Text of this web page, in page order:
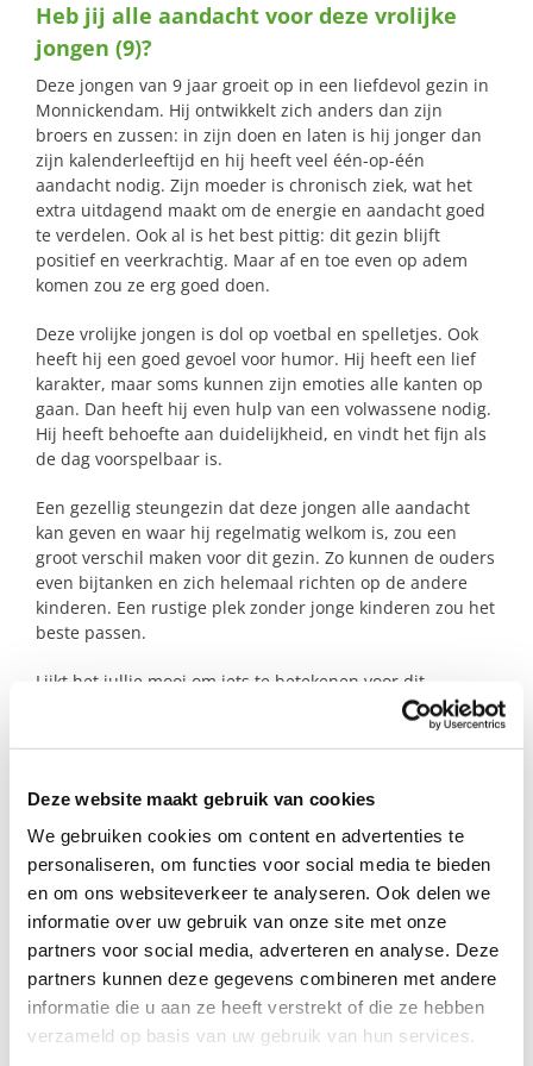
Deze website maakt gebruik van cookies
We gebruiken cookies om content en advertenties te
personaliseren, om functies voor social media te bieden
en om ons websiteverkeer te analyseren. Ook delen we
informatie over uw gebruik van onze site met onze
partners voor social media, adverteren en analyse. Deze
partners kunnen deze gegevens combineren met andere
informatie die u aan ze heeft verstrekt of die ze hebben
verzameld op basis van uw gebruik van hun services.
naar:
Heb jij alle aandacht voor deze vrolijke
jongen (9)?
Deze jongen van 9 jaar groeit op in een liefdevol gezin in
Monnickendam. Hij ontwikkelt zich anders dan zijn
broers en zussen: in zijn doen en laten is hij jonger dan
zijn kalenderleeftijd en hij heeft veel één-op-één
aandacht nodig. Zijn moeder is chronisch ziek, wat het
extra uitdagend maakt om de energie en aandacht goed
te verdelen. Ook al is het best pittig: dit gezin blijft
positief en veerkrachtig. Maar af en toe even op adem
komen zou ze erg goed doen.
Deze vrolijke jongen is dol op voetbal en spelletjes. Ook
heeft hij een goed gevoel voor humor. Hij heeft een lief
karakter, maar soms kunnen zijn emoties alle kanten op
gaan. Dan heeft hij even hulp van een volwassene nodig.
Hij heeft behoefte aan duidelijkheid, en vindt het fijn als
de dag voorspelbaar is.
Een gezellig steungezin dat deze jongen alle aandacht
kan geven en waar hij regelmatig welkom is, zou een
groot verschil maken voor dit gezin. Zo kunnen de ouders
even bijtanken en zich helemaal richten op de andere
kinderen. Een rustige plek zonder jonge kinderen zou het
beste passen.
Lijkt het jullie mooi om iets te betekenen voor dit
positieve gezin en deze bijzondere jongen? Dan komen
Profiel steungezin
Buurtgezinnen zoekt voor deze jongen een
steungezin in Monnickendam of directe
omgeving:
Waar deze jongen wekelijks of om de
week op woensdagmiddag of een
dag(deel) in het weekend welkom is om te
spelen;